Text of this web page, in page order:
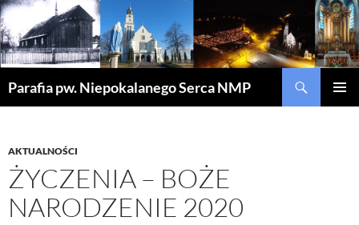
Parafia pw. Niepokalanego Serca NMP
AKTUALNOŚCI
ŻYCZENIA – BOŻE
NARODZENIE 2020